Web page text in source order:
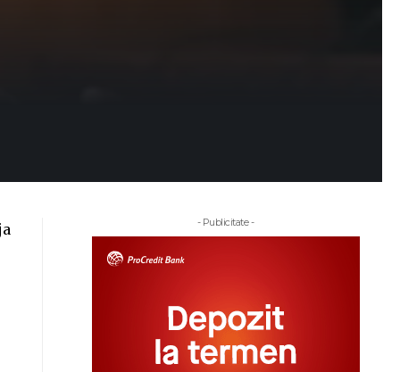
- Publicitate -